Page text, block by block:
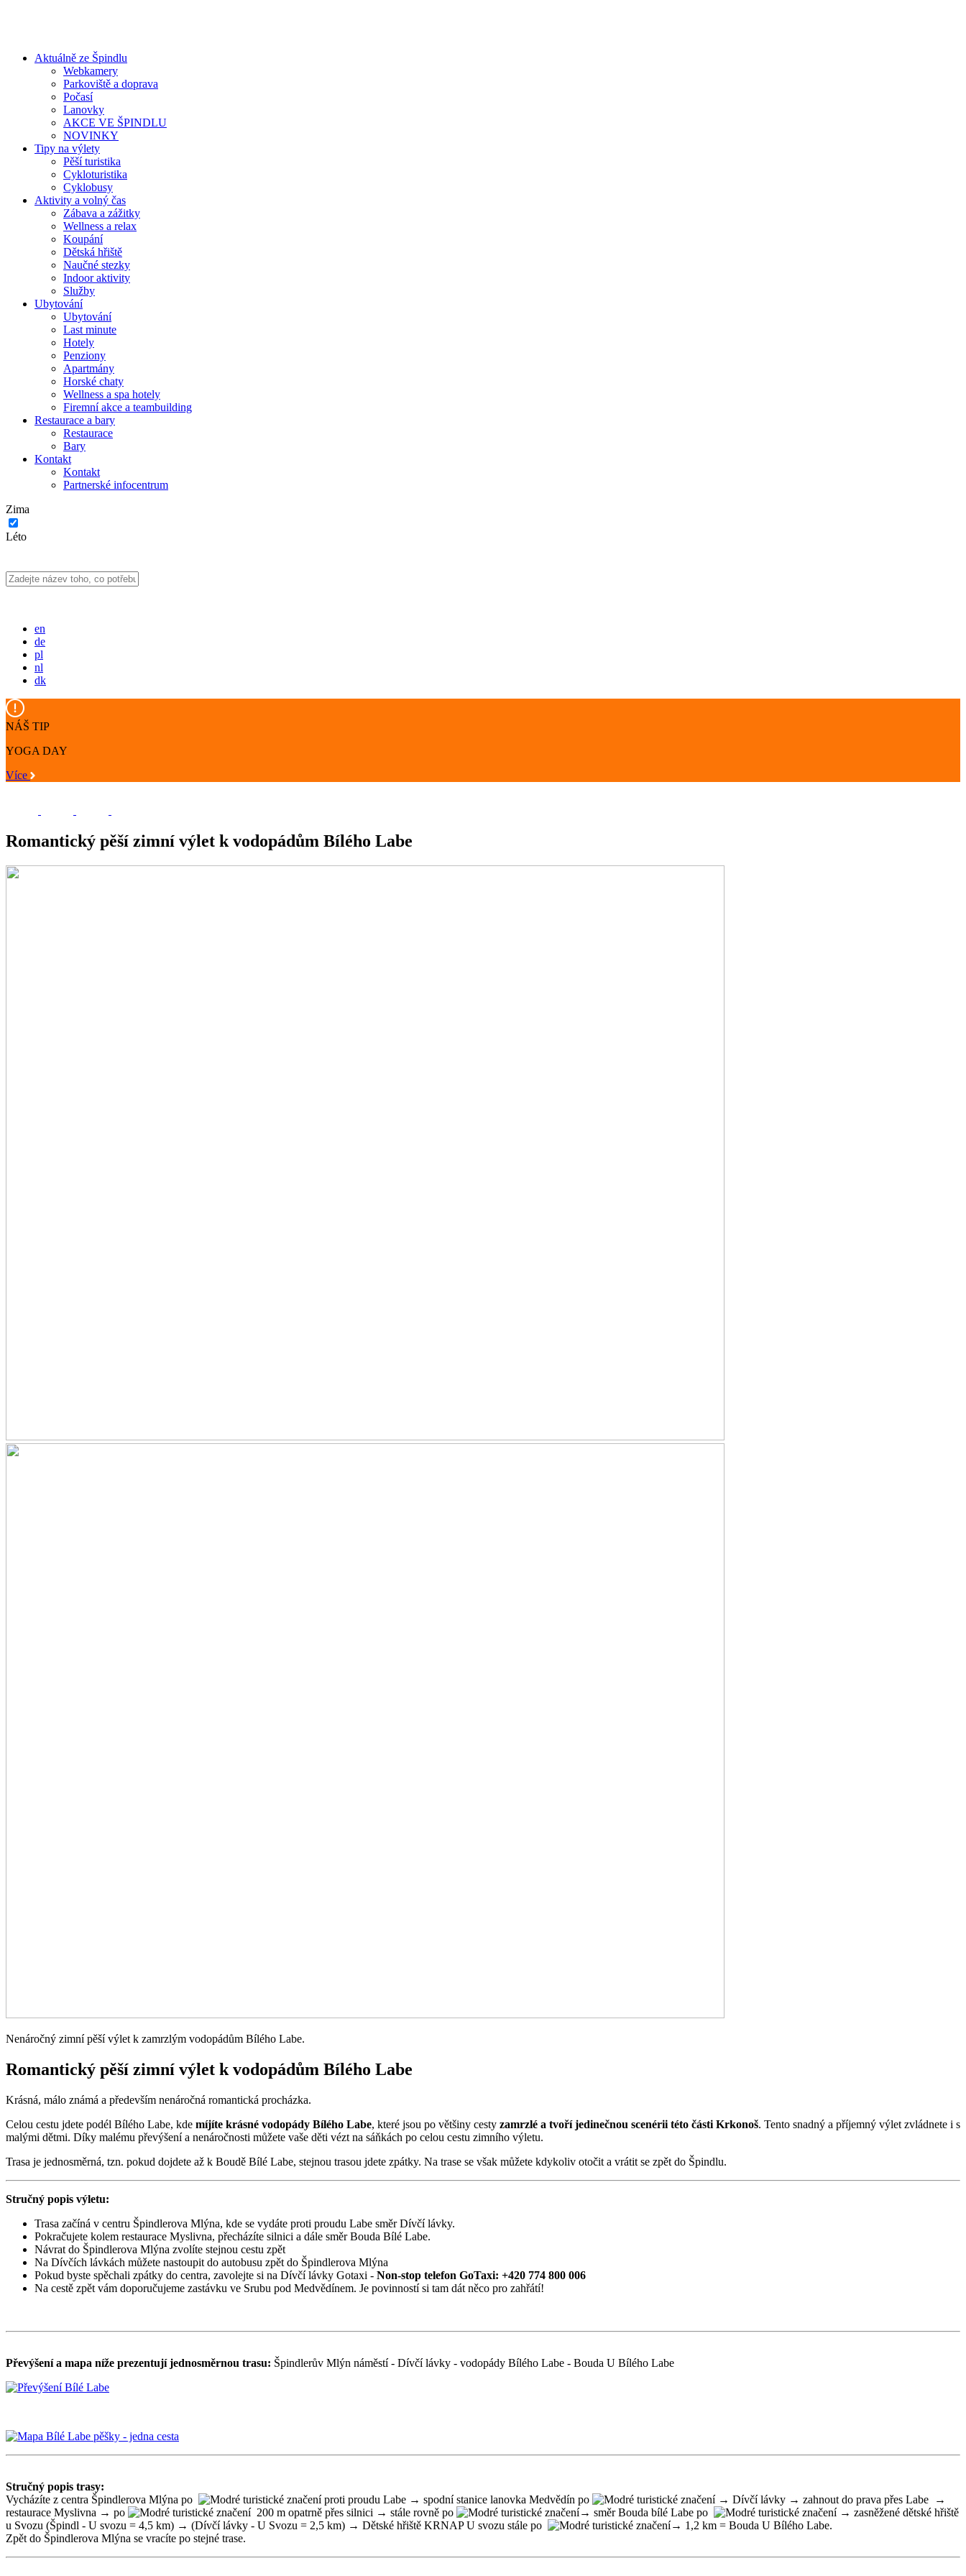
Aktuálně ze Špindlu
Webkamery
Parkoviště a doprava
Počasí
Lanovky
AKCE VE ŠPINDLU
NOVINKY
Tipy na výlety
Pěší turistika
Cykloturistika
Cyklobusy
Aktivity a volný čas
Zábava a zážitky
Wellness a relax
Koupání
Dětská hřiště
Naučné stezky
Indoor aktivity
Služby
Ubytování
Ubytování
Last minute
Hotely
Penziony
Apartmány
Horské chaty
Wellness a spa hotely
Firemní akce a teambuilding
Restaurace a bary
Restaurace
Bary
Kontakt
Kontakt
Partnerské infocentrum
Zima
Léto
en
de
pl
nl
dk
NÁŠ TIP
YOGA DAY
Více
Romantický pěší zimní výlet k vodopádům Bílého Labe
Nenáročný zimní pěší výlet k zamrzlým vodopádům Bílého Labe.
Romantický pěší zimní výlet k vodopádům Bílého Labe
Krásná, málo známá a především nenáročná romantická procházka.
Celou cestu jdete podél Bílého Labe, kde míjíte krásné vodopády Bílého Labe, které jsou po většiny cesty zamrzlé a tvoří jedinečnou scenérii této části Krkonoš. Tento snadný a příjemný výlet zvládnete i s
malými dětmi. Díky malému převýšení a nenáročnosti můžete vaše děti vézt na sáňkách po celou cestu zimního výletu.
Trasa je jednosměrná, tzn. pokud dojdete až k Boudě Bílé Labe, stejnou trasou jdete zpátky. Na trase se však můžete kdykoliv otočit a vrátit se zpět do Špindlu.
Stručný popis výletu:
Trasa začíná v centru Špindlerova Mlýna, kde se vydáte proti proudu Labe směr Dívčí lávky.
Pokračujete kolem restaurace Myslivna, přecházíte silnici a dále směr Bouda Bílé Labe.
Návrat do Špindlerova Mlýna zvolíte stejnou cestu zpět
Na Dívčích lávkách můžete nastoupit do autobusu zpět do Špindlerova Mlýna
Pokud byste spěchali zpátky do centra, zavolejte si na Dívčí lávky Gotaxi - Non-stop telefon GoTaxi: +420 774 800 006
Na cestě zpět vám doporučujeme zastávku ve Srubu pod Medvědínem. Je povinností si tam dát něco pro zahřátí!
Převýšení a mapa níže prezentují jednosměrnou trasu: Špindlerův Mlýn náměstí - Dívčí lávky - vodopády Bílého Labe - Bouda U Bílého Labe
Stručný popis trasy:
Vycházíte z centra Špindlerova Mlýna po
proti proudu Labe → spodní stanice lanovka Medvědín po
→ Dívčí lávky → zahnout do prava přes Labe →
restaurace Myslivna → po
200 m opatrně přes silnici → stále rovně po → směr Bouda bílé Labe po
→ zasněžené dětské hřiště
u Svozu (Špindl - U svozu = 4,5 km) → (Dívčí lávky - U Svozu = 2,5 km) → Dětské hřiště KRNAP U svozu stále po
→ 1,2 km = Bouda U Bílého Labe.
Zpět do Špindlerova Mlýna se vracíte po stejné trase.